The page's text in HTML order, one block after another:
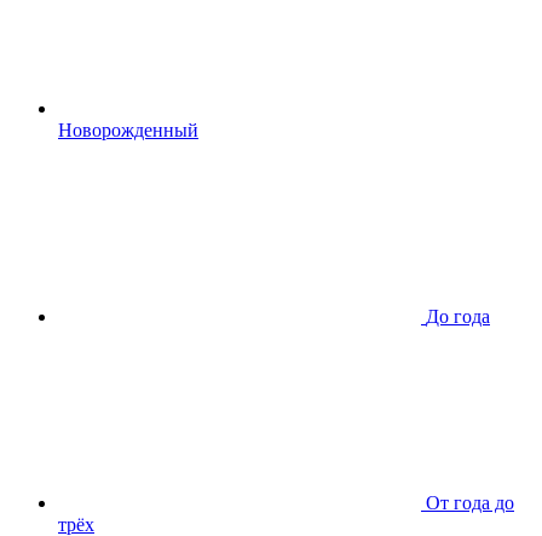
Новорожденный
До года
От года до
трёх